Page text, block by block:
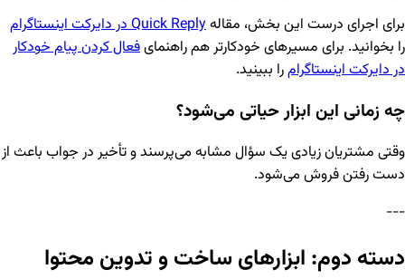
برای اجرای درست این بخش، مقالهQuick Reply در دایرکت اینستاگرام
را بخوانید. برای مسیرهای خودکارتر هم راهنمایفعال کردن پیام خودکار
در دایرکت اینستاگرامرا ببینید.
چه زمانی این ابزار حیاتی می‌شود؟
وقتی مشتریان زیادی یک سؤال مشابه می‌پرسند و تأخیر در جواب باعث از
دست رفتن فروش می‌شود.
---
دسته دوم: ابزارهای ساخت و تدوین محتوا